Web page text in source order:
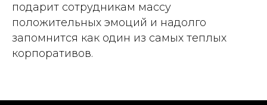
подарит сотрудникам массу
положительных эмоций и надолго
запомнится как один из самых теплых
корпоративов.